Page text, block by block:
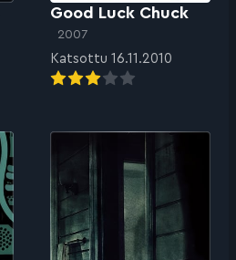
Good Luck Chuck
2007
Katsottu 16.11.2010